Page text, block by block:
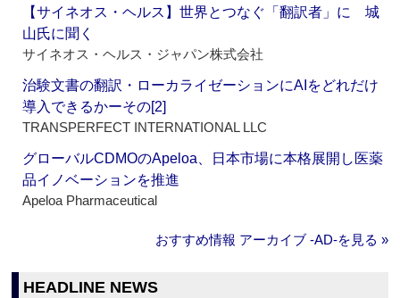
【サイネオス・ヘルス】世界とつなぐ「翻訳者」に 城
山氏に聞く
サイネオス・ヘルス・ジャパン株式会社
治験文書の翻訳・ローカライゼーションにAIをどれだけ
導入できるかーその[2]
TRANSPERFECT INTERNATIONAL LLC
グローバルCDMOのApeloa、日本市場に本格展開し医薬
品イノベーションを推進
Apeloa Pharmaceutical
おすすめ情報 アーカイブ ‐AD‐を見る »
HEADLINE NEWS